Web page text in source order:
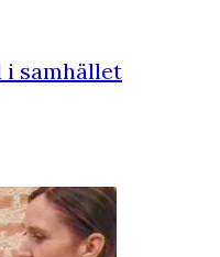
samhället